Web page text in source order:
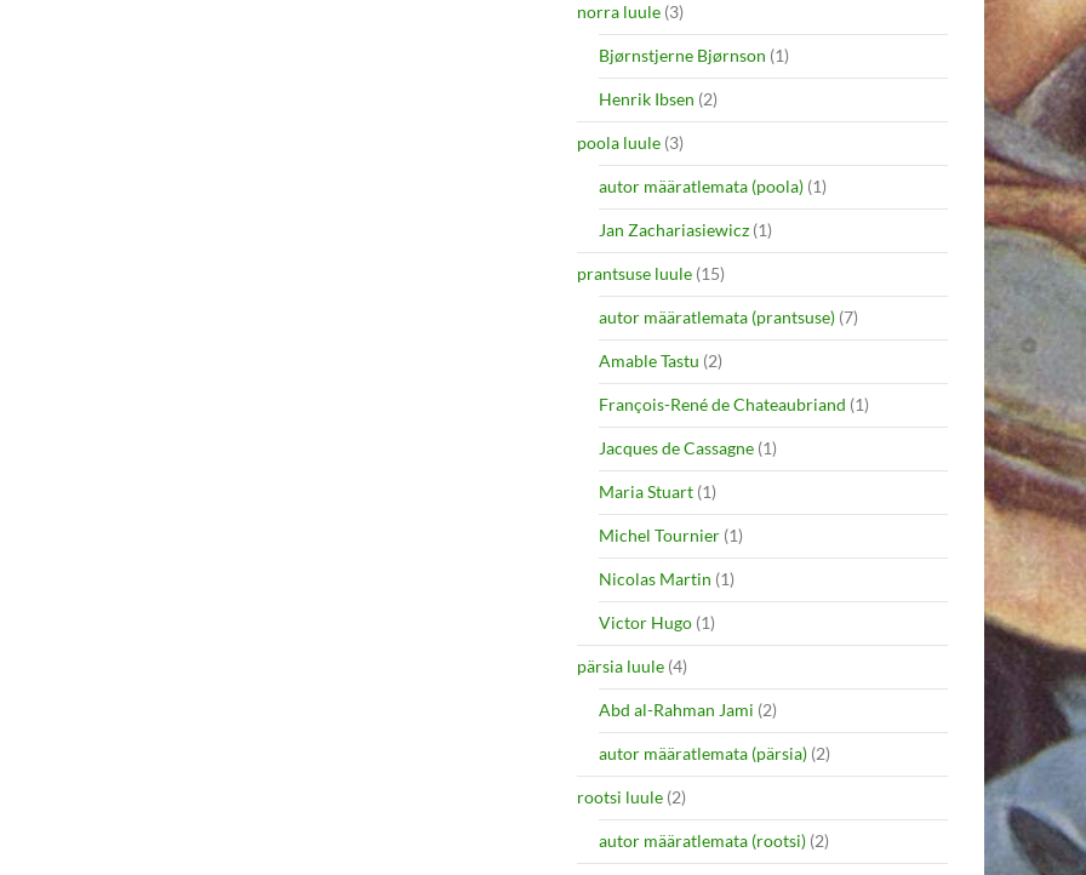
norra luule (3)
Bjørnstjerne Bjørnson (1)
Henrik Ibsen (2)
poola luule (3)
autor määratlemata (poola) (1)
Jan Zachariasiewicz (1)
prantsuse luule (15)
autor määratlemata (prantsuse) (7)
Amable Tastu (2)
François-René de Chateaubriand (1)
Jacques de Cassagne (1)
Maria Stuart (1)
Michel Tournier (1)
Nicolas Martin (1)
Victor Hugo (1)
pärsia luule (4)
Abd al-Rahman Jami (2)
autor määratlemata (pärsia) (2)
rootsi luule (2)
autor määratlemata (rootsi) (2)